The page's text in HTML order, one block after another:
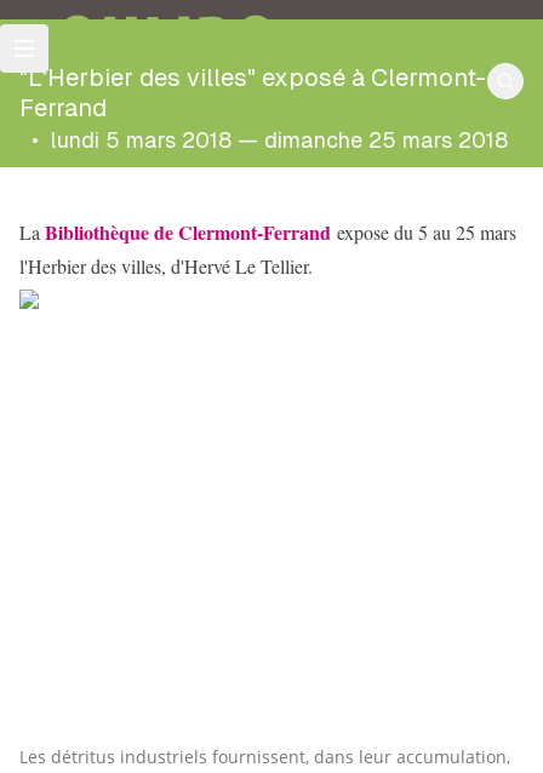
OULIPO
"L'Herbier des villes" exposé à Clermont-
Ferrand
• lundi 5 mars 2018 — dimanche 25 mars 2018
La Bibliothèque de Clermont-Ferrand expose du 5 au 25 mars
l'Herbier des villes, d'Hervé Le Tellier.
Les détritus industriels fournissent, dans leur accumulation,